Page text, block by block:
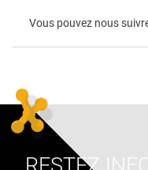
Vous pouvez nous